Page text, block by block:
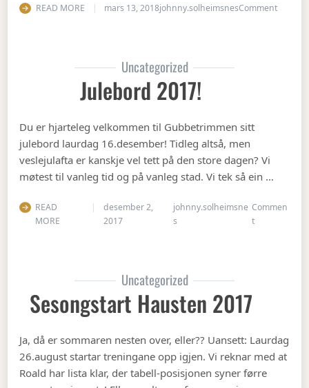
READ MORE mars 13, 2018johnny.solheimsnesCommenton
Uncategorized
Julebord 2017!
Du er hjarteleg velkommen til Gubbetrimmen sitt
julebord laurdag 16.desember! Tidleg altså, men
veslejulafta er kanskje vel tett på den store dagen? Vi
møtest til vanleg tid og på vanleg stad. Vi tek så ein …
READ
MORE
desember 2,
2017
johnny.solheimsne
s
Commen
ton Julebord
Uncategorized
Sesongstart Hausten 2017
Ja, då er sommaren nesten over, eller?? Uansett: Laurdag
26.august startar treningane opp igjen. Vi reknar med at
Roald har lista klar, der tabell-posisjonen syner førre